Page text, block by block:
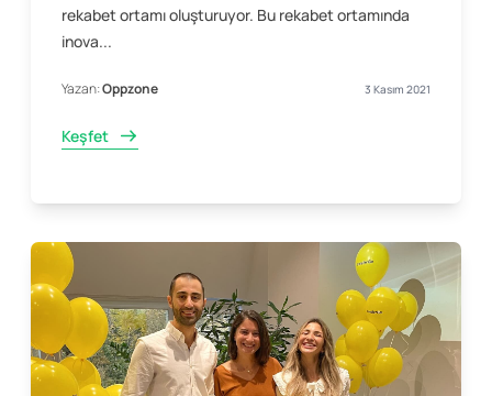
rekabet ortamı oluşturuyor. Bu rekabet ortamında
inova...
Yazan:Oppzone 3 Kasım 2021
Keşfet